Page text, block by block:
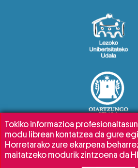
Tokiko informazioa
modu librean kontatzea da gure
Horretarako zure ekarpena
maitatzeko modurik zintzoena da